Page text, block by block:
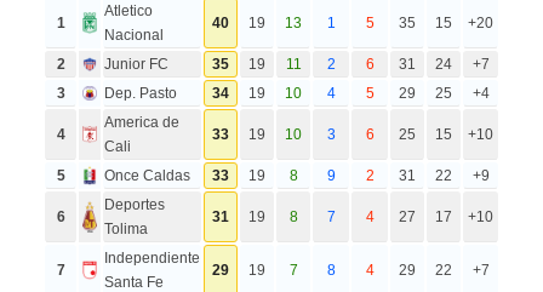
1
Atletico
Nacional
40 19 13 1 5 35 15 +20
2 Junior FC 35 19 11 2 6 31 24
+7
3
Dep. Pasto 34 19 10 4 5 29 25 +4
4
America de
Cali
33 19 10 3 6 25 15 +10
5 Once Caldas 33 19 8 9 2 31 22 +9
6
Deportes
Tolima
31 19 8 7 4 27 17 +10
7
Independiente
Santa Fe
29 19 7 8 4 29 22 +7